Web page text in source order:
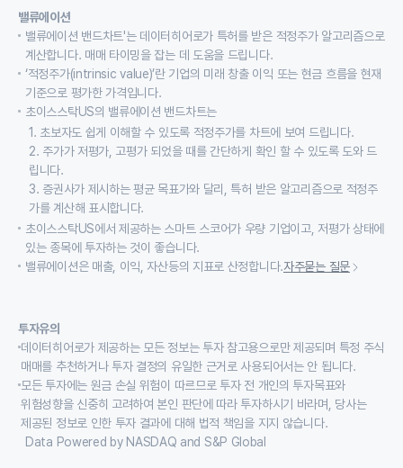
밸류에이션
밸류에이션 밴드차트'는 데이터히어로가 특허를 받은 적정주가 알고리즘으로
계산합니다. 매매 타이밍을 잡는 데 도움을 드립니다.
‘적정주가(intrinsic value)’란 기업의 미래 창출 이익 또는 현금 흐름을 현재
기준으로 평가한 가격입니다.
초이스스탁US의 밸류에이션 밴드차트는
1. 초보자도 쉽게 이해할 수 있도록 적정주가를 차트에 보여 드립니다.
2. 주가가 저평가, 고평가 되었을 때를 간단하게 확인 할 수 있도록 도와 드
립니다.
3. 증권사가 제시하는 평균 목표가와 달리, 특허 받은 알고리즘으로 적정주
가를 계산해 표시합니다.
초이스스탁US에서 제공하는 스마트 스코어가 우량 기업이고, 저평가 상태에
있는 종목에 투자하는 것이 좋습니다.
밸류에이션은 매출, 이익, 자산등의 지표로 산정합니다.자주묻는 질문
투자유의
데이터히어로가 제공하는 모든 정보는 투자 참고용으로만 제공되며 특정 주식
매매를 추천하거나 투자 결정의 유일한 근거로 사용되어서는 안 됩니다.
모든 투자에는 원금 손실 위험이 따르므로 투자 전 개인의 투자목표와
위험성향을 신중히 고려하여 본인 판단에 따라 투자하시기 바라며, 당사는
제공된 정보로 인한 투자 결과에 대해 법적 책임을 지지 않습니다.
Data Powered by NASDAQ and S&P Global